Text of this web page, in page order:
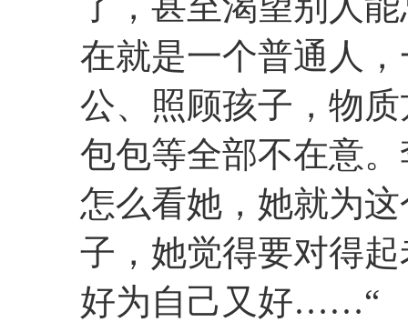
在就是一个普通人
公、照顾孩子，物
包包等全部不在意
怎么看她，她就为
子，她觉得要对得
好为自己又好……“